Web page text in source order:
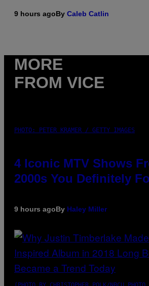
9 hours agoBy Caleb Catlin
MORE
FROM VICE
PHOTO: PETER KRAMER / GETTY IMAGES
4 Iconic MTV Shows
2000s You Definitely
9 hours agoBy Haley Miller